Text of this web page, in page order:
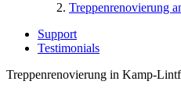
Treppenrenovierung
Support
Testimonials
Treppenrenovierung in Kamp-